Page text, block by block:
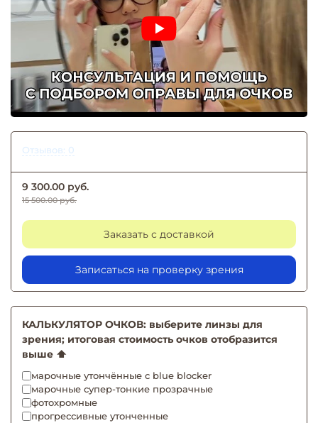
Отзывов: 0
9 300.00 руб.
15 500.00 руб.
Заказать с доставкой
Записаться на проверку зрения
КАЛЬКУЛЯТОР ОЧКОВ: выберите линзы для
зрения; итоговая стоимость очков отобразится
выше ⬆️
марочные утончённые с blue blocker
марочные супер-тонкие прозрачные
фотохромные
прогрессивные утонченные